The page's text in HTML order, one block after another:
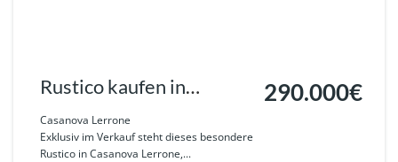
Rustico kaufen in
Ligurien – einzigartiges
Naturanwesen in
Casanova Lerrone
Exklusiv im Verkauf steht dieses besondere
Rustico in Casanova Lerrone,...
290.000€